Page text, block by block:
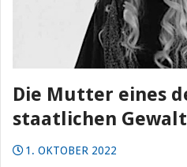
Die Mutter eines
staatlichen
1. OKTOBER 2022